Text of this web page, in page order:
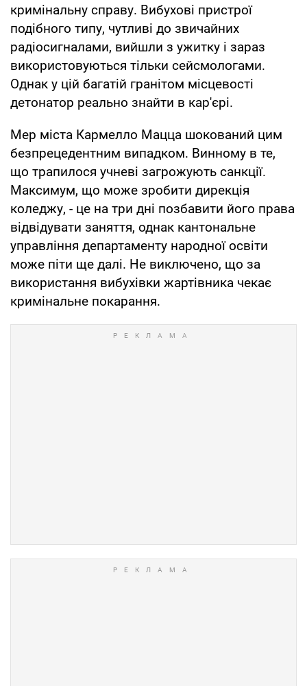
кримінальну справу. Вибухові пристрої
подібного типу, чутливі до звичайних
радіосигналами, вийшли з ужитку і зараз
використовуються тільки сейсмологами.
Однак у цій багатій гранітом місцевості
детонатор реально знайти в кар'єрі.
Мер міста Кармелло Мацца шокований цим
безпрецедентним випадком. Винному в те,
що трапилося учневі загрожують санкції.
Максимум, що може зробити дирекція
коледжу, - це на три дні позбавити його права
відвідувати заняття, однак кантональне
управління департаменту народної освіти
може піти ще далі. Не виключено, що за
використання вибухівки жартівника чекає
кримінальне покарання.